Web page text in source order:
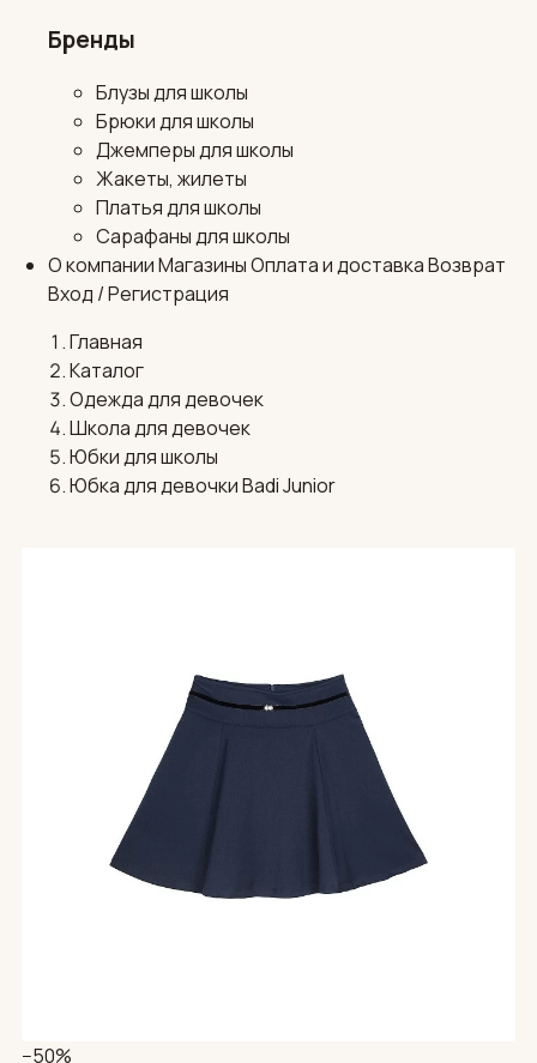
Бренды
Блузы для школы
Брюки для школы
Джемперы для школы
Жакеты, жилеты
Платья для школы
Сарафаны для школы
О компанииМагазиныОплата и доставкаВозврат
Вход / Регистрация
Главная
Каталог
Одежда для девочек
Школа для девочек
Юбки для школы
Юбка для девочки Badi Junior
−50%